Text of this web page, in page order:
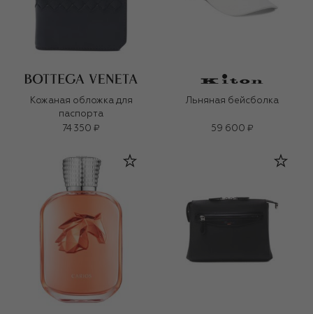
Кожаная обложка для
паспорта
74 350 ₽
Льняная бейсболка
59 600 ₽